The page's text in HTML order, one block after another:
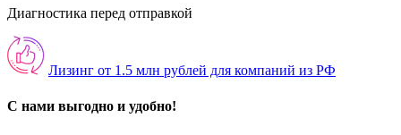
Диагностика перед отправкой
Лизинг от 1.5 млн рублей для компаний из РФ
С нами выгодно и удобно!